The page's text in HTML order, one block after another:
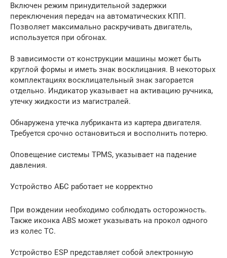
Включен режим принудительной задержки
переключения передач на автоматических КПП.
Позволяет максимально раскручивать двигатель,
используется при обгонах.
В зависимости от конструкции машины может быть
круглой формы и иметь знак восклицания. В некоторых
комплектациях восклицательный знак загорается
отдельно. Индикатор указывает на активацию ручника,
утечку жидкости из магистралей.
Обнаружена утечка лубриканта из картера двигателя.
Требуется срочно остановиться и восполнить потерю.
Оповещение системы TPMS, указывает на падение
давления.
Устройство АБС работает не корректно
При вождении необходимо соблюдать осторожность.
Также иконка ABS может указывать на прокол одного
из колес ТС.
Устройство ESP представляет собой электронную